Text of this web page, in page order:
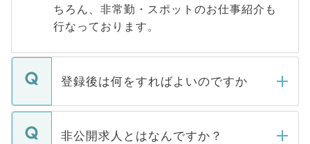
ちろん、非常勤・スポットのお仕事紹介も
行なっております。
登録後は何をすればよいのですか
ご登録いただきましたら、弊社担当者がご
登録内容を確認し、その後メールもしくは
非公開求人とはなんですか？